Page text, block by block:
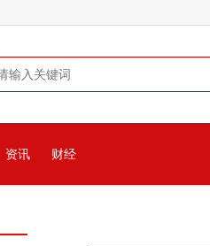
资讯 财经